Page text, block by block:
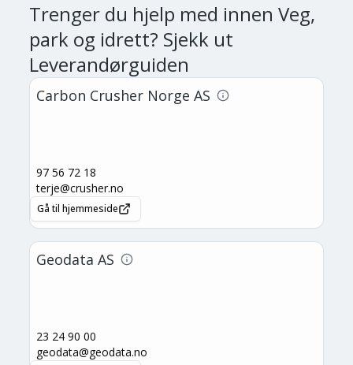
Trenger du hjelp med innen Veg,
park og idrett? Sjekk ut
Leverandørguiden
Carbon Crusher Norge AS
97 56 72 18
terje@crusher.no
Gå til hjemmeside
Geodata AS
23 24 90 00
geodata@geodata.no